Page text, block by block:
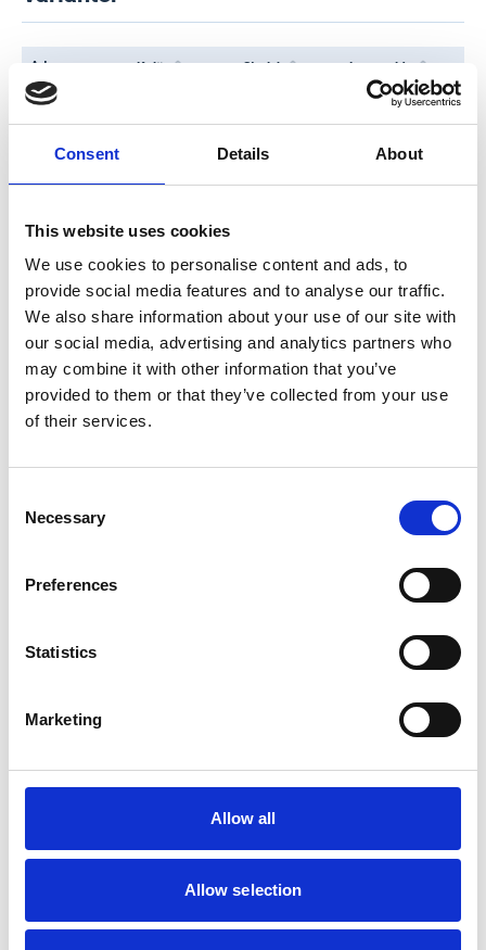
Consent Details About
This website uses cookies
We use cookies to personalise content and ads, to
provide social media features and to analyse our traffic.
We also share information about your use of our site with
our social media, advertising and analytics partners who
may combine it with other information that you’ve
provided to them or that they’ve collected from your use
of their services.
Selection
Necessary
Preferences
Statistics
Marketing
Allow all
Allow selection
Art.nr Kulör Storlek Lagersaldo
009100860
Varberg: 0
009119876 Grafit
Falkenberg: 0
004047154 Vit 327 x 527 x 185
Varberg: 0
Falkenberg: 0
004047155 327 x 527 x 285
Varberg: 0
Falkenberg: 0
004047153 Vit
Falkenberg: 26
Falkenberg: 14
Falkenberg: 7
Varberg: 4